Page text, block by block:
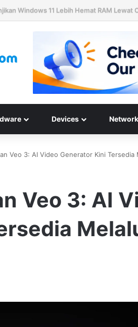
Hard Disk HAMR 50 TB Mulai Validasi
Devices
Veo 3: AI Video Generator Kini Tersedia
Veo 3: AI